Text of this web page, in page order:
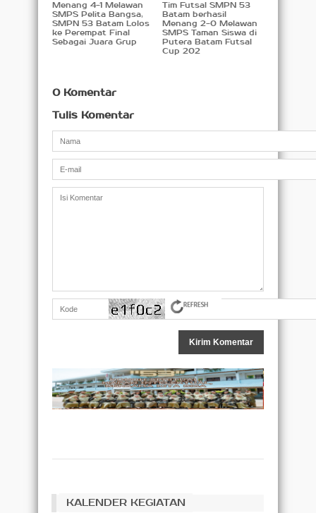
Menang 4-1 Melawan
SMPS Pelita Bangsa,
SMPN 53 Batam Lolos
ke Perempat Final
Sebagai Juara Grup
Tim Futsal SMPN 53
Batam berhasil
Menang 2-0 Melawan
SMPS Taman Siswa di
Putera Batam Futsal
Cup 202
0 Komentar
Tulis Komentar
KALENDER KEGIATAN